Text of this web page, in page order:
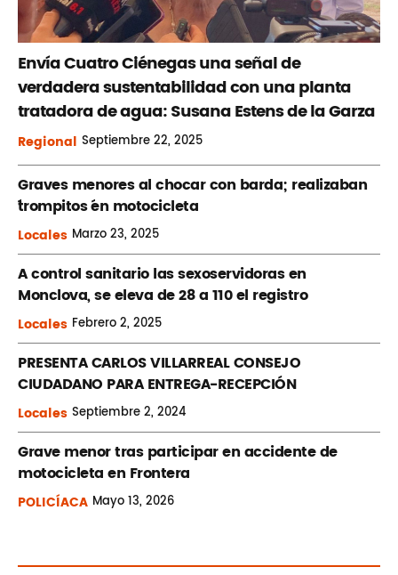
Envía Cuatro Ciénegas una señal de
verdadera sustentabilidad con una planta
tratadora de agua: Susana Estens de la Garza
Regional Septiembre22, 2025
Graves menores al chocar con barda; realizaban
´trompitos ´en motocicleta
Locales Marzo23, 2025
A control sanitario las sexoservidoras en
Monclova, se eleva de 28 a 110 el registro
Locales Febrero2, 2025
PRESENTA CARLOS VILLARREAL CONSEJO
CIUDADANO PARA ENTREGA-RECEPCIÓN
Locales Septiembre2, 2024
Grave menor tras participar en accidente de
motocicleta en Frontera
POLICÍACA Mayo13, 2026